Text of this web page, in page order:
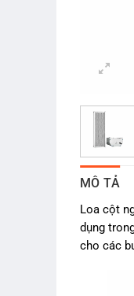
MÔ TẢ
Loa cột
dụng
cho các